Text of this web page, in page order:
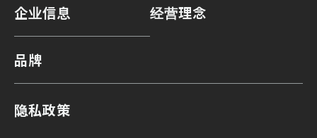
企业信息 经营理念
品牌
隐私政策